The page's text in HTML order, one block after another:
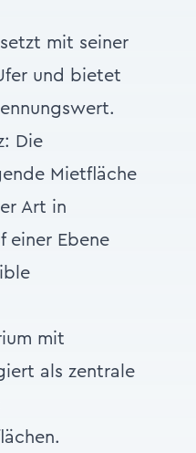
mit seiner
und bietet
Die
Mietfläche
Art in
einer Ebene
mit
als zentrale